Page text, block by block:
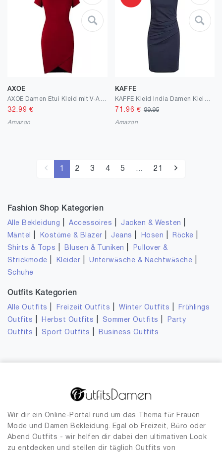
AXOE
32.99 €
Amazon
KAFFE
71.96 € 89.95
Amazon
1 2 3 4 5 ... 21
Fashion Shop Kategorien
Alle Bekleidung |Accessoires Jacken & Westen
Mäntel Kostüme & Blazer Jeans Hosen Röcke
Shirts & Tops Blusen & Tuniken
Pullover &
Strickmode
Kleider |Unterwäsche & Nachtwäsche
Schuhe
Outfits Kategorien
Alle Outfits Freizeit Outfits |Winter Outfits
Frühlings
Outfits
Herbst Outfits Sommer Outfits
Party
Outfits
Sport Outfits Business Outfits
Wir dir ein Online-Portal rund um das Thema für Frauen
Mode und Damen Bekleidung. Egal ob Freizeit, Büro oder
Abend Outfits - wir helfen dir dabei den ultimativen Look
zu entdecken und stellen dir täglich Outfits von